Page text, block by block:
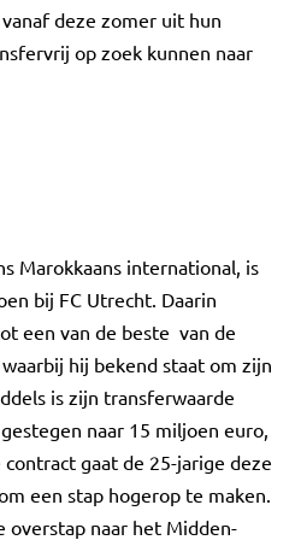
deze zomer uit hun
op zoek kunnen naar
Marokkaans international, is
bij FC Utrecht. Daarin
een van de beste van de
hij bekend staat om zijn
is zijn transferwaarde
gestegen naar 15 miljoen euro,
gaat de 25-jarige deze
een stap hogerop te maken.
overstap naar het Midden-